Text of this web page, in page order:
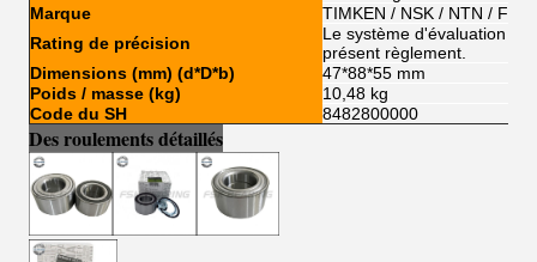
Marque
TIMKEN / NSK / NTN /
Rating de précision
Le système d'évaluation
présent règlement.
Dimensions (mm) (d*D*b)
47*88*55 mm
Poids / masse (kg)
10,48 kg
Code du SH
8482800000
Des roulements détaillés